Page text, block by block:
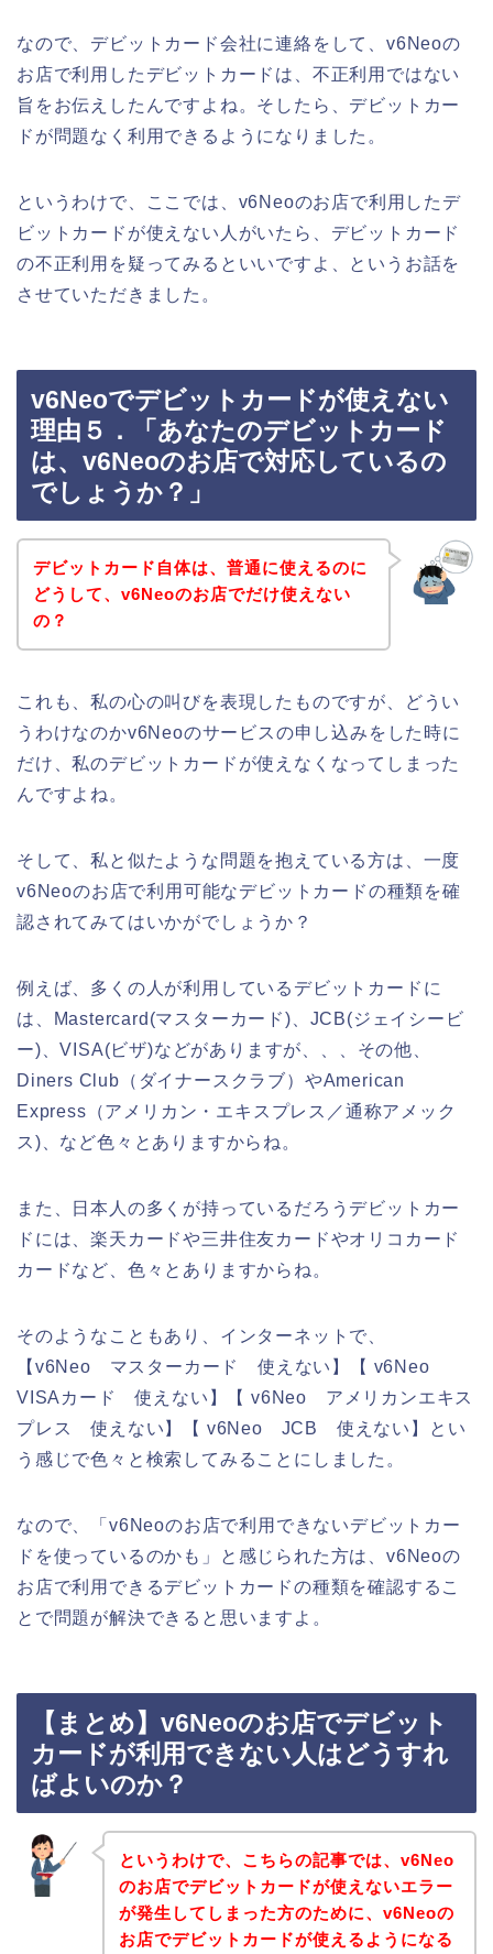
なので、デビットカード会社に連絡をして、v6Neoの
お店で利用したデビットカードは、不正利用ではない
旨をお伝えしたんですよね。そしたら、デビットカー
ドが問題なく利用できるようになりました。
というわけで、ここでは、v6Neoのお店で利用したデ
ビットカードが使えない人がいたら、デビットカード
の不正利用を疑ってみるといいですよ、というお話を
させていただきました。
v6Neoでデビットカードが使えない
理由５．「あなたのデビットカード
は、v6Neoのお店で対応しているの
でしょうか？」
デビットカード自体は、普通に使えるのに
どうして、v6Neoのお店でだけ使えない
の？
これも、私の心の叫びを表現したものですが、どうい
うわけなのかv6Neoのサービスの申し込みをした時に
だけ、私のデビットカードが使えなくなってしまった
んですよね。
そして、私と似たような問題を抱えている方は、一度
v6Neoのお店で利用可能なデビットカードの種類を確
認されてみてはいかがでしょうか？
例えば、多くの人が利用しているデビットカードに
は、Mastercard(マスターカード)、JCB(ジェイシービ
ー)、VISA(ビザ)などがありますが、、、その他、
Diners Club（ダイナースクラブ）やAmerican
Express（アメリカン・エキスプレス／通称アメック
ス)、など色々とありますからね。
また、日本人の多くが持っているだろうデビットカー
ドには、楽天カードや三井住友カードやオリコカード
カードなど、色々とありますからね。
そのようなこともあり、インターネットで、
【v6Neo マスターカード 使えない】【 v6Neo
VISAカード 使えない】【 v6Neo アメリカンエキス
プレス 使えない】【 v6Neo JCB 使えない】とい
う感じで色々と検索してみることにしました。
なので、「v6Neoのお店で利用できないデビットカー
ドを使っているのかも」と感じられた方は、v6Neoの
お店で利用できるデビットカードの種類を確認するこ
とで問題が解決できると思いますよ。
【まとめ】v6Neoのお店でデビット
カードが利用できない人はどうすれ
ばよいのか？
というわけで、こちらの記事では、v6Neo
のお店でデビットカードが使えないエラー
が発生してしまった方のために、v6Neoの
お店でデビットカードが使えるようになる